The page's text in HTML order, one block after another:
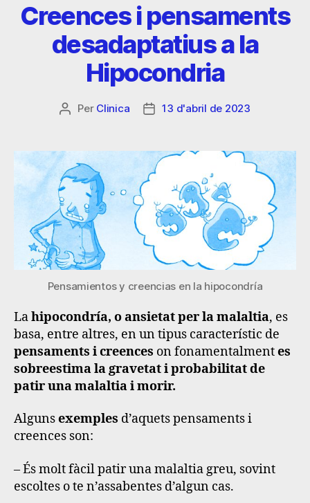
Creences i pensaments
desadaptatius a la
Hipocondria
Per Clinica 13 d'abril de 2023
Pensamientos y creencias en la hipocondría
Lahipocondría, o ansietat per la malaltia, es
basa, entre altres, en un tipus característic de
pensaments i creences on fonamentalmentes
sobreestima la gravetat i probabilitat de
patir una malaltia i morir.
Algunsexemples d’aquets pensaments i
creences son:
– És molt fàcil patir una malaltia greu, sovint
escoltes o te n’assabentes d’algun cas.